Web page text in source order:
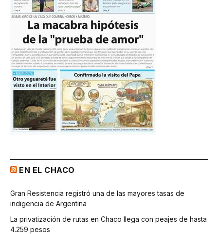
EN EL CHACO
Gran Resistencia registró una de las mayores tasas de
indigencia de Argentina
La privatización de rutas en Chaco llega con peajes de hasta
4.259 pesos